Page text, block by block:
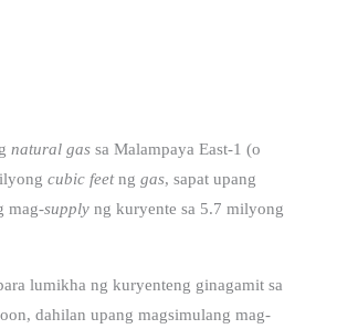
natural gas sa Malampaya East-1 (o
cubic feetng gas, sapat upang
mag-supply ng kuryente sa 5.7 milyong
lumikha ng kuryenteng ginagamit sa
dahilan upang magsimulang mag-